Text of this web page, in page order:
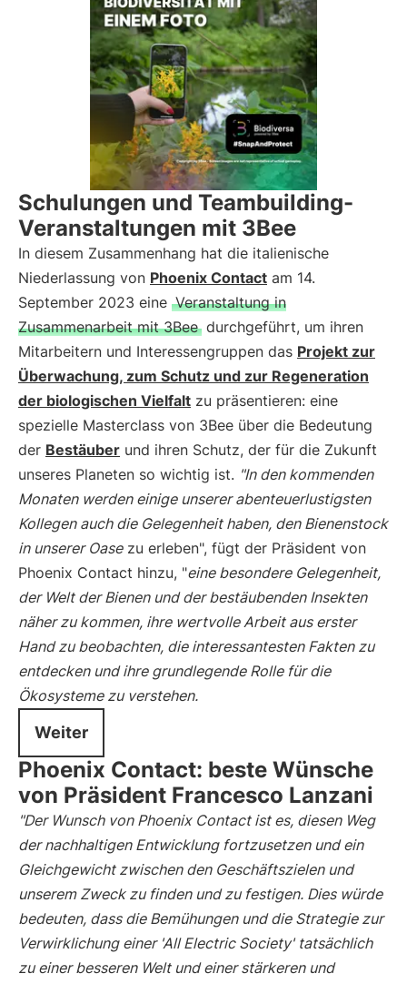
Schulungen und Teambuilding-
Veranstaltungen mit 3Bee
In diesem Zusammenhang hat die italienische
Niederlassung von Phoenix Contact am 14.
September 2023 eine Veranstaltung in
Zusammenarbeit mit 3Bee durchgeführt, um ihren
Mitarbeitern und Interessengruppen das Projekt zur
Überwachung, zum Schutz und zur Regeneration
der biologischen Vielfalt zu präsentieren: eine
spezielle Masterclass von 3Bee über die Bedeutung
der Bestäuber und ihren Schutz, der für die Zukunft
unseres Planeten so wichtig ist. "In den kommenden
Monaten werden einige unserer abenteuerlustigsten
Kollegen auch die Gelegenheit haben, den Bienenstock
in unserer Oasezu erleben", fügt der Präsident von
Phoenix Contact hinzu, "eine besondere Gelegenheit,
der Welt der Bienen und der bestäubenden Insekten
näher zu kommen, ihre wertvolle Arbeit aus erster
Hand zu beobachten, die interessantesten Fakten zu
entdecken und ihre grundlegende Rolle für die
Ökosysteme zu verstehen.
Weiter
Phoenix Contact: beste Wünsche
von Präsident Francesco Lanzani
"Der Wunsch von Phoenix Contact ist es, diesen Weg
der nachhaltigen Entwicklung fortzusetzen und ein
Gleichgewicht zwischen den Geschäftszielen und
unserem Zweck zu finden und zu festigen. Dies würde
bedeuten, dass die Bemühungen und die Strategie zur
Verwirklichung einer 'All Electric Society' tatsächlich
zu einer besseren Welt und einer stärkeren und